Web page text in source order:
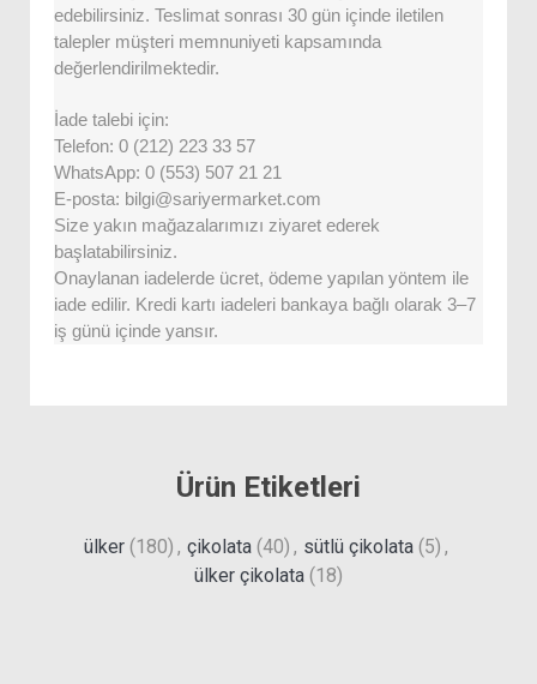
edebilirsiniz. Teslimat sonrası 30 gün içinde iletilen
talepler müşteri memnuniyeti kapsamında
değerlendirilmektedir.
İade talebi için:
Telefon: 0 (212) 223 33 57
WhatsApp: 0 (553) 507 21 21
E-posta: bilgi@sariyermarket.com
Size yakın mağazalarımızı ziyaret ederek
başlatabilirsiniz.
Onaylanan iadelerde ücret, ödeme yapılan yöntem ile
iade edilir. Kredi kartı iadeleri bankaya bağlı olarak 3–7
iş günü içinde yansır.
Ürün Etiketleri
ülker (180) , çikolata (40) , sütlü çikolata (5) ,
ülker çikolata (18)